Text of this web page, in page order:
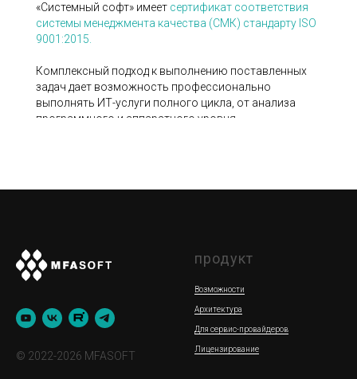
«Системный cофт» имеет сертификат соответствия
системы менеджмента качества (СМК) стандарту ISO
9001:2015.
Комплексный подход к выполнению поставленных
задач дает возможность профессионально
выполнять ИТ-услуги полного цикла, от анализа
программного и аппаратного уровня
© 2022-2026 MFASOFT
продукт
Возможности
Архитектура
Для сервис-провайдеров
Лицензирование